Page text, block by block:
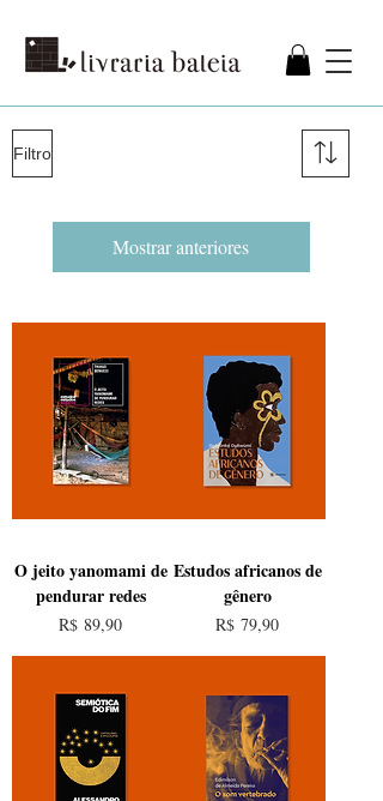
Filtro
Mostrar anteriores
O jeito yanomami de
pendurar redes
Preço
R$ 89,90
Estudos africanos de
gênero
Preço
R$ 79,90